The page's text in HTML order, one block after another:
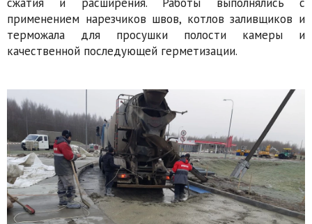
применением нарезчиков швов, котлов заливщиков и
терможала для просушки полости камеры и
качественной последующей герметизации.